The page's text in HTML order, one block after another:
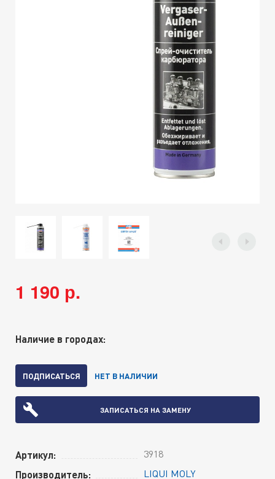
1 190 р.
Наличие в городах:
ПОДПИСАТЬСЯ НЕТ В НАЛИЧИИ
ЗАПИСАТЬСЯ НА ЗАМЕНУ
Артикул: 3918
Производитель: LIQUI MOLY